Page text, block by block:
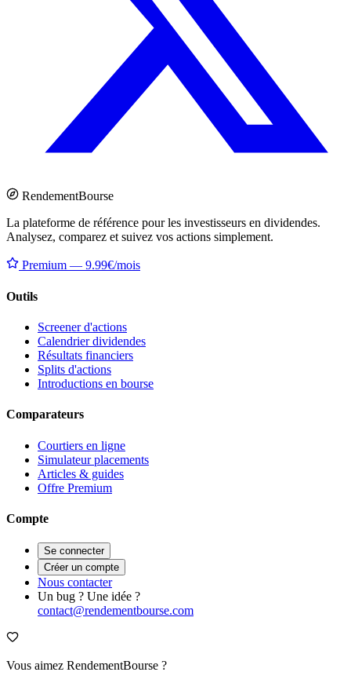
RendementBourse
La plateforme de référence pour les investisseurs en dividendes.
Analysez, comparez et suivez vos actions simplement.
Premium — 9.99€/mois
Outils
Screener d'actions
Calendrier dividendes
Résultats financiers
Splits d'actions
Introductions en bourse
Comparateurs
Courtiers en ligne
Simulateur placements
Articles & guides
Offre Premium
Compte
Se connecter
Créer un compte
Nous contacter
Un bug ? Une idée ?
contact@rendementbourse.com
Vous aimez RendementBourse ?